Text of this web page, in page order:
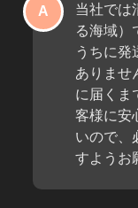
当社では
る海域）
うちに発
ありませ
に届くま
客様に安
いので、
すようお